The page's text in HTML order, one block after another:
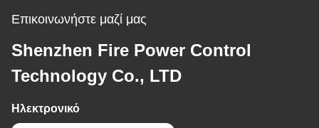
Επικοινωνήστε μαζί μας
Shenzhen Fire Power Control
Technology Co., LTD
Ηλεκτρονικό